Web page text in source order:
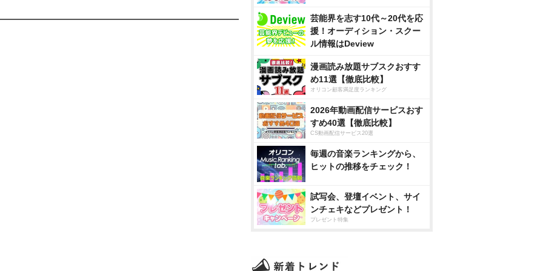
芸能界を志す10代～20代を応
援！オーディション・スクー
ル情報はDeview
漫画読み放題サブスクおすす
め11選【徹底比較】
オリコン顧客満足度ランキング
2026年動画配信サービスおす
すめ40選【徹底比較】
CS動画配信サービス20選
毎週の音楽ランキングから、
ヒットの推移をチェック！
試写会、登壇イベント、サイ
ンチェキなどプレゼント！
プレゼント特集